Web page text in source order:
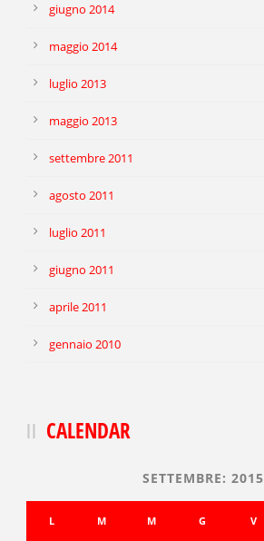
giugno 2014
maggio 2014
luglio 2013
maggio 2013
settembre 2011
agosto 2011
luglio 2011
giugno 2011
aprile 2011
gennaio 2010
CALENDAR
SETTEMBRE: 2015
L M M G V